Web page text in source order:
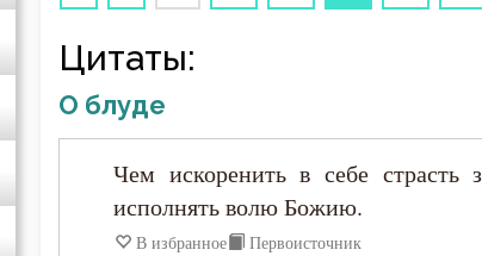
Амвросий Медиоланский
Амвросий Оптинский (Гренков)
Амфилохий Иконийский
Анастасий Антиохийский
Цитаты:
О блуде
Чем искоренить в себе
исполнять волю Божию.
В избранное Первоисточник